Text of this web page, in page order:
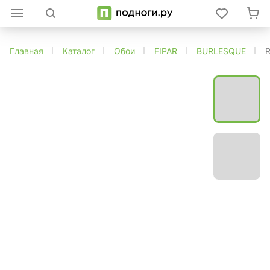
Главная Каталог Обои FIPAR BURLESQUE